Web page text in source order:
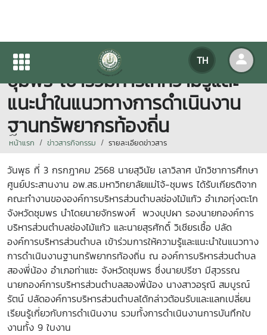
TH
ศูนย์ประสานงาน อพ.สธ. ม.แม่โจ้-
ชุมพร เข้าร่วมการให้ความรู้และ
แนะนำในแนวทางการดำเนินงาน
ฐานทรัพยากรท้องถิ่น
หน้าแรก ข่าวสารกิจกรรม รายละเอียดข่าวสาร
วันพุธ ที่ 3 กรกฎาคม 2568 นายสุวินัย เลาวิลาศ นักวิชาการศึกษา
ศูนย์ประสานงาน อพ.สธ.มหาวิทยาลัยแม่โจ้-ชุมพร ได้รับเกียรติจาก
คณะทำงานขององค์การบริหารส่วนตำบลช่องไม้แก้ว อำเภอทุ่งตะโก
จังหวัดชุมพร นำโดยนายจักรพงศ์ พวงบุปผา รองนายกองค์การ
บริหารส่วนตําบลช่องไม้แก้ว และนายสุรศักดิ์ วิเชียรเชื้อ ปลัด
องค์การบริหารส่วนตําบล เข้าร่วมการให้ความรู้และแนะนำในแนวทาง
การดำเนินงานฐานทรัพยากรท้องถิ่น ณ องค์การบริหารส่วนตําบล
สองพี่น้อง อำเภอท่าแซะ จังหวัดชุมพร ซึ่งนายปรีชา มีสุวรรณ
นายกองค์การบริหารส่วนตําบลสองพี่น้อง นางสาวอรุณี สมบูรณ์
รัตน์ ปลัดองค์การบริหารส่วนตําบลได้กล่าวต้อนรับและแลกเปลี่ยน
เรียนรู้เกี่ยวกับการดำเนินงาน รวมทั้งการดำเนินงานการบันทึกใบ
งานทั้ง 9 ใบงาน